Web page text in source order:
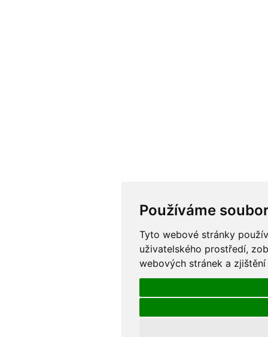
Používáme
Tyto webové stránky
uživatelského prostředí,
webových stránek a